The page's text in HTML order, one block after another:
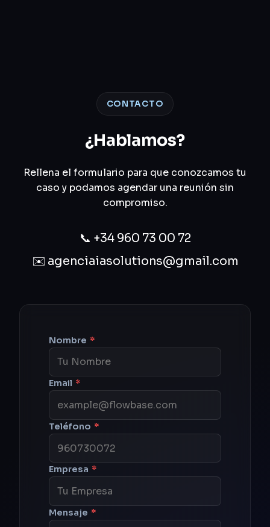
CONTACTO
¿Hablamos?
Rellena el formulario para que conozcamos tu
caso y podamos agendar una reunión sin
compromiso.
📞 +34 960 73 00 72
✉️ agenciaiasolutions@gmail.com
Nombre *
Email *
Teléfono *
Empresa *
Mensaje *